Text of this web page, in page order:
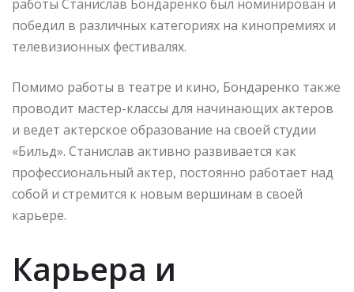
работы Станислав Бондаренко был номинирован и
победил в различных категориях на кинопремиях и
телевизионных фестивалях.
Помимо работы в театре и кино, Бондаренко также
проводит мастер-классы для начинающих актеров
и ведет актерское образование на своей студии
«Бильд». Станислав активно развивается как
профессиональный актер, постоянно работает над
собой и стремится к новым вершинам в своей
карьере.
Карьера и